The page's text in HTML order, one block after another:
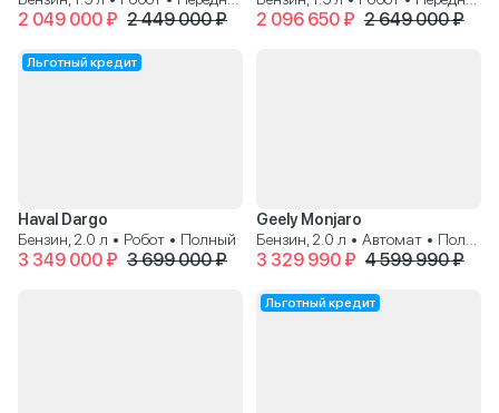
2 049 000 ₽ 2 449 000 ₽ 2 096 650 ₽ 2 649 000 ₽
Льготный кредит
Haval Dargo
Бензин, 2.0 л • Робот • Полный
3 349 000 ₽ 3 699 000 ₽
Geely Monjaro
3 329 990 ₽ 4 599 990 ₽
Льготный кредит